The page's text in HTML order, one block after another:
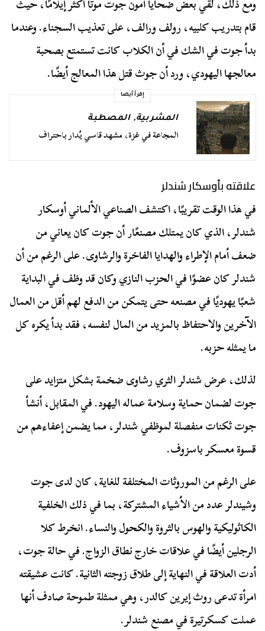
ومع ذلك، لقي بعض ضحايا آمون جوت موتًا أكثر إيلامًا، حيث
قام بتدريب كلبيه، رولف ورالف، على تعذيب السجناء. وعندما
بدأ جوت في الشك في أن الكلاب كانت تستمتع بصحبة
معالجها اليهودي، ورد أن جوث قتل هذا المعالج أيضًا.
إقرأ أيضا
المشربية,المصطبة
المجاعة في غزة، مشهد قاسي يُدار باحتراف
علاقته بأوسكار شندلر
في هذا الوقت تقريبًا، اكتشف الصناعي الألماني أوسكار
شندلر، الذي كان يمتلك مصنعًا٫ أن جوت كان يعاني من
ضعف أمام الإطراء والهدايا الفاخرة والرشاوى. على الرغم من أن
شندلر كان عضوًا في الحزب النازي وكان قد وظف في البداية
شعبًا يهوديًا في مصنعه حتى يتمكن من الدفع لهم أقل من العمال
الآخرين والاحتفاظ بالمزيد من المال لنفسه، فقد بدأ يكره كل
ما يمثله حزبه.
لذلك، عرض شندلر الثري رشاوى ضخمة بشكل متزايد على
جوت لضمان حماية وسلامة عماله اليهود. في المقابل، أنشأ
جوت ثكنات منفصلة لموظفي شندلر، مما يضمن إعفاءهم من
قسوة معسكر باسزوف.
على الرغم من الموروثات المختلفة للغاية، كان لدى جوت
وشيندلر عدد من الأشياء المشتركة، بما في ذلك الخلفية
الكاثوليكية والهوس بالثروة والكحول والنساء. انخرط كلا
الرجلين أيضًا في علاقات خارج نطاق الزواج. في حالة جوت،
أدت العلاقة في النهاية إلى طلاق زوجته الثانية. كانت عشيقته
امرأة تدعى روث إيرين كالدر، وهي ممثلة طموحة صادف أنها
عملت كسكرتيرة في مصنع شندلر.